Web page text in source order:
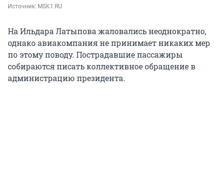
Источник: MSK1.RU
На Ильдара Латыпова жаловались неоднократно,
однако авиакомпания не принимает никаких мер
по этому поводу. Пострадавшие пассажиры
собираются писать коллективное обращение в
администрацию президента.